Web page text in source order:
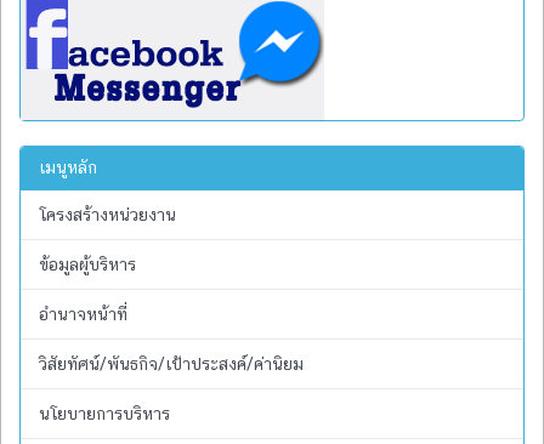
เมนูหลัก
โครงสร้างหน่วยงาน
ข้อมูลผู้บริหาร
อำนาจหน้าที่
วิสัยทัศน์/พันธกิจ/เป้าประสงค์/ค่านิยม
นโยบายการบริหาร